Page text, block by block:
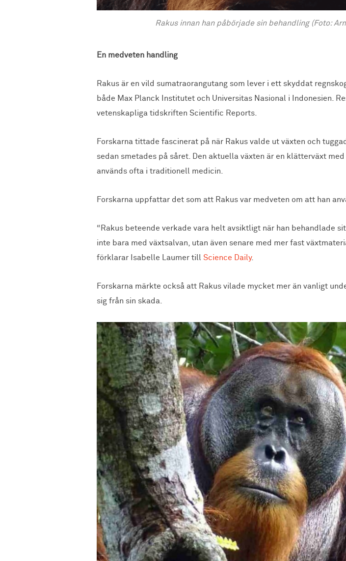
Rakus innan han påbörjade sin behandling (Foto:
En medveten handling
Rakus är en vild sumatraorangutang som lever i ett skyddat
både Max Planck Institutet och Universitas Nasional i Indonesien.
vetenskapliga tidskriften Scientific Reports.
Forskarna tittade fascinerat på när Rakus valde ut växten och
sedan smetades på såret. Den aktuella växten är en klätterväxt
används ofta i traditionell medicin.
Forskarna uppfattar det som att Rakus var medveten om att han
“Rakus beteende verkade vara helt avsiktligt när han behandlade
inte bara med växtsalvan, utan även senare med mer fast
förklarar Isabelle Laumer till Science Daily.
Forskarna märkte också att Rakus vilade mycket mer än vanligt
sig från sin skada.